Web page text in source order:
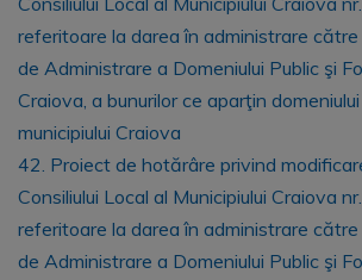
referitoare la darea în administrare
de Administrare a Domeniului Public şi
Craiova, a bunurilor ce aparţin
municipiului Craiova
42. Proiect de hotărâre privind
Consiliului Local al Municipiului Craiova
referitoare la darea în administrare
de Administrare a Domeniului Public şi